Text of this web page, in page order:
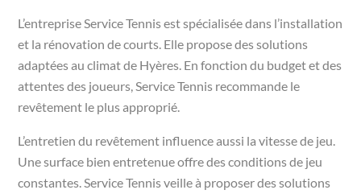
L’entreprise Service Tennis est spécialisée dans l’installation
et la rénovation de courts. Elle propose des solutions
adaptées au climat de Hyères. En fonction du budget et des
attentes des joueurs, Service Tennis recommande le
revêtement le plus approprié.
L’entretien du revêtement influence aussi la vitesse de jeu.
Une surface bien entretenue offre des conditions de jeu
constantes. Service Tennis veille à proposer des solutions